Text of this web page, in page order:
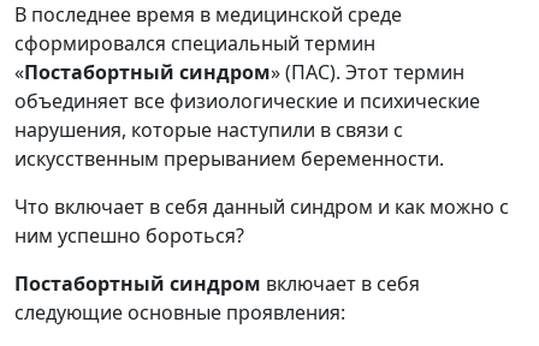
В последнее время в медицинской среде
сформировался специальный термин
«Постабортный синдром» (ПАС). Этот термин
объединяет все физиологические и психические
нарушения, которые наступили в связи с
искусственным прерыванием беременности.
Что включает в себя данный синдром и как можно с
ним успешно бороться?
Постабортный синдром включает в себя
следующие основные проявления: